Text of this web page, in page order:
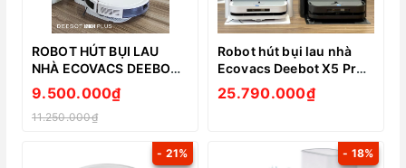
ROBOT HÚT BỤI LAU
NHÀ ECOVACS DEEBOT
N10 PLUS
9.500.000₫
11.250.000₫
Robot hút bụi lau nhà
Ecovacs Deebot X5 Pro
Omni New 2024
25.790.000₫
- 21% - 18%